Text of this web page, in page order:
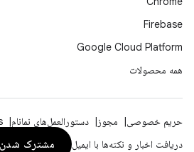
Firebase
Google Cloud Platform
همه محصولات
حریم خصوصی مجوز دستورالعمل‌های نمانام
دریافت اخبار و نکته‌ها با ایمیل
مشترک شدن